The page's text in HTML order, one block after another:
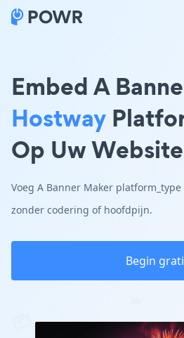
Embed A
Hostway
Op Uw Website
Voeg A Banner Maker
zonder codering of hoofdpijn.
Begin